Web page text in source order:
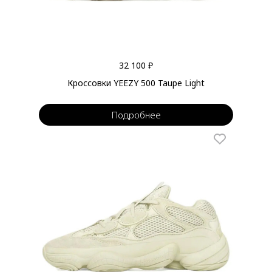
32 100 ₽
Кроссовки YEEZY 500 Taupe Light
Подробнее